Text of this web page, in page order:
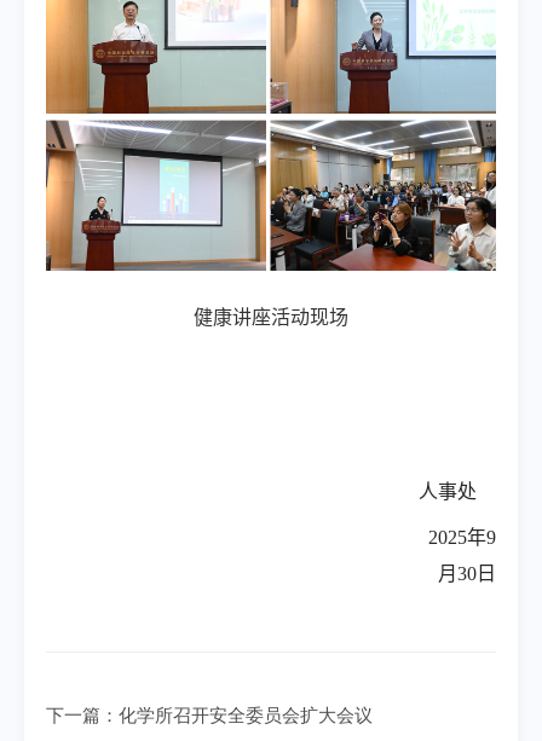
健康讲座活动现场
人事处
2025年9
月 30 日
下一篇： 化学所召开安全委员会扩大会议